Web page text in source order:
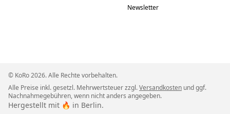
Newsletter
© KoRo 2026. Alle Rechte vorbehalten.
Alle Preise inkl. gesetzl. Mehrwertsteuer zzgl.Versandkosten und ggf.
Nachnahmegebühren, wenn nicht anders angegeben.
Hergestellt mit 🔥 in Berlin.